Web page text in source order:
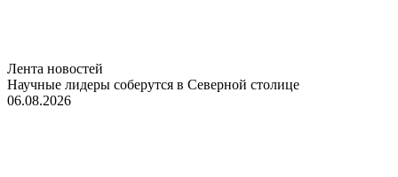
Лента новостей
Научные лидеры соберутся в Северной столице
06.08.2026